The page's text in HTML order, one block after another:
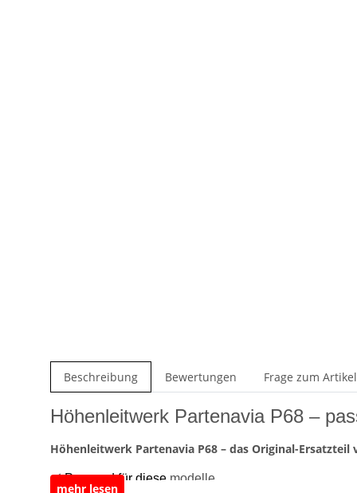
weitere Registerkarten anzeigen
Beschreibung Bewertungen Frage zum Artikel
Höhenleitwerk Partenavia P68 –
Höhenleitwerk Partenavia P68 – das Original-Ersatzteil
✅ Passend für diese modelle
mehr lesen